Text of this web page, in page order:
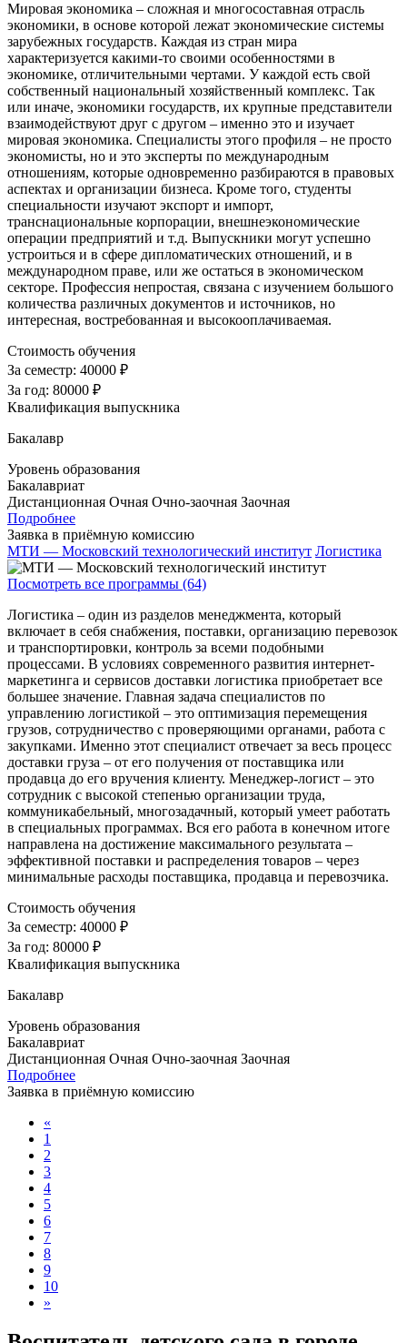
Мировая экономика – сложная и многосоставная отрасль
экономики, в основе которой лежат экономические системы
зарубежных государств. Каждая из стран мира
характеризуется какими-то своими особенностями в
экономике, отличительными чертами. У каждой есть свой
собственный национальный хозяйственный комплекс. Так
или иначе, экономики государств, их крупные представители
взаимодействуют друг с другом – именно это и изучает
мировая экономика. Специалисты этого профиля – не просто
экономисты, но и это эксперты по международным
отношениям, которые одновременно разбираются в правовых
аспектах и организации бизнеса. Кроме того, студенты
специальности изучают экспорт и импорт,
транснациональные корпорации, внешнеэкономические
операции предприятий и т.д. Выпускники могут успешно
устроиться и в сфере дипломатических отношений, и в
международном праве, или же остаться в экономическом
секторе. Профессия непростая, связана с изучением большого
количества различных документов и источников, но
интересная, востребованная и высокооплачиваемая.
Стоимость обучения
За семестр: 40000 ₽
За год: 80000 ₽
Квалификация выпускника
Бакалавр
Уровень образования
Бакалавриат
Дистанционная Очная Очно-заочная Заочная
Подробнее
Заявка в приёмную комиссию
МТИ — Московский технологический институт Логистика
Посмотреть все программы (64)
Логистика – один из разделов менеджмента, который
включает в себя снабжения, поставки, организацию перевозок
и транспортировки, контроль за всеми подобными
процессами. В условиях современного развития интернет-
маркетинга и сервисов доставки логистика приобретает все
большее значение. Главная задача специалистов по
управлению логистикой – это оптимизация перемещения
грузов, сотрудничество с проверяющими органами, работа с
закупками. Именно этот специалист отвечает за весь процесс
доставки груза – от его получения от поставщика или
продавца до его вручения клиенту. Менеджер-логист – это
сотрудник с высокой степенью организации труда,
коммуникабельный, многозадачный, который умеет работать
в специальных программах. Вся его работа в конечном итоге
направлена на достижение максимального результата –
эффективной поставки и распределения товаров – через
минимальные расходы поставщика, продавца и перевозчика.
Стоимость обучения
За семестр: 40000 ₽
За год: 80000 ₽
Квалификация выпускника
Бакалавр
Уровень образования
Бакалавриат
Дистанционная Очная Очно-заочная Заочная
Подробнее
Заявка в приёмную комиссию
«
1
2
3
4
5
6
7
8
9
10
»